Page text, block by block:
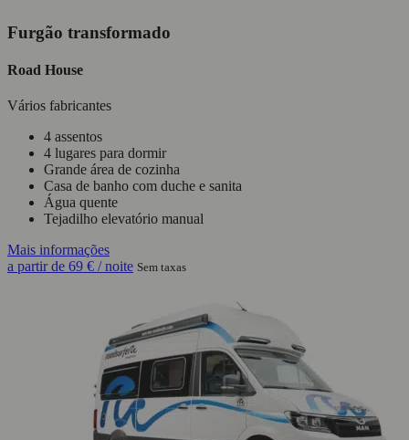
Furgão transformado
Road House
Vários fabricantes
4 assentos
4 lugares para dormir
Grande área de cozinha
Casa de banho com duche e sanita
Água quente
Tejadilho elevatório manual
Mais informações
a partir de 69 € / noite Sem taxas